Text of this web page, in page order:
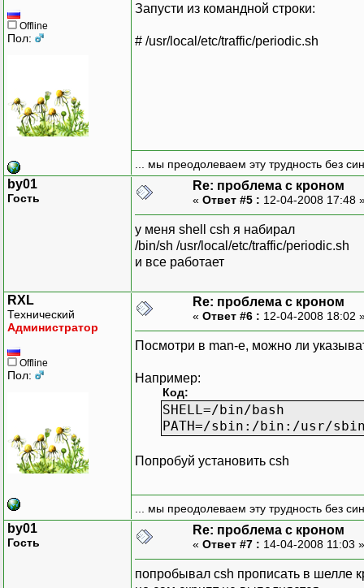
Offline
Пол:
Запусти из командной строки:
# /usr/local/etc/traffic/periodic.sh
... мы преодолеваем эту трудность без
by01
Гость
Re: проблема с кроном
« Ответ #5 : 12-04-2008 17:48
у меня shell csh я набирал
/bin/sh /usr/local/etc/traffic/periodic.sh
и все работает
RXL
Технический
Администратор
Offline
Пол:
Re: проблема с кроном
« Ответ #6 : 12-04-2008 18:02
Посмотри в man-е, можно ли
Например:
Код:
SHELL=/bin/bash
PATH=/sbin:/bin:/usr/
Попробуй установить csh
... мы преодолеваем эту трудность без
by01
Гость
Re: проблема с кроном
« Ответ #7 : 14-04-2008 11:03
попробывал csh прописать в шелле